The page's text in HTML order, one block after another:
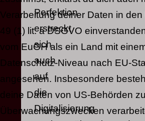
Perfektion
erstreckt
sich
auch
auf
die
Digitalisierung
Verarbeitung deiner Daten in den
49 (1) lit. a DSGVO
vom EuGH als ein Land mit
Datenschutz-Niveau nach EU-
angesehen. Insbesondere
deine Daten von US-Behörden
Überwachungszwecken